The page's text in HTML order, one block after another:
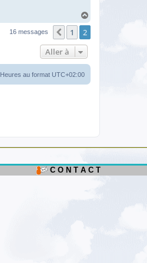
t
16 messages Précédente
1 2
Aller à
Heures au format UTC+02:00
C O N T A C T